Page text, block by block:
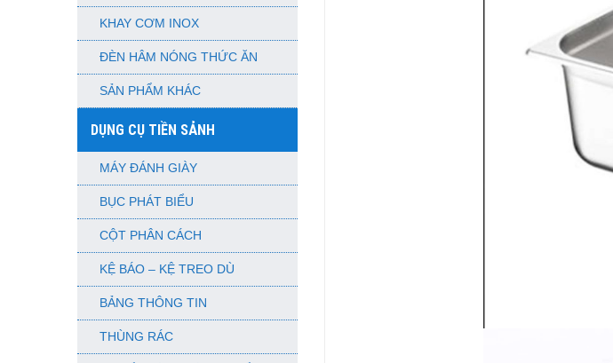
KHAY CƠM INOX
ĐÈN HÂM NÓNG THỨC ĂN
SẢN PHẨM KHÁC
DỤNG CỤ TIỀN SẢNH
MÁY ĐÁNH GIÀY
BỤC PHÁT BIỂU
CỘT PHÂN CÁCH
KỆ BÁO – KỆ TREO DÙ
BẢNG THÔNG TIN
THÙNG RÁC